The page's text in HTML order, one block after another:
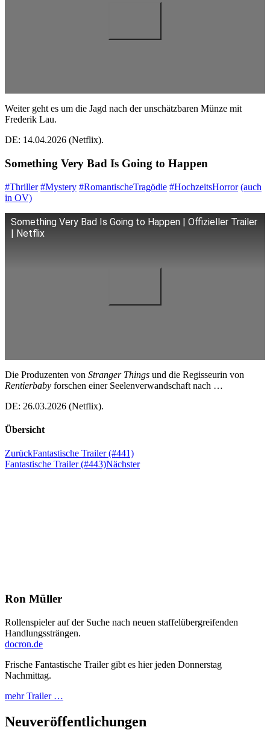
Weiter geht es um die Jagd nach der unschätzbaren Münze mit
Frederik Lau.
DE: 14.04.2026 (Netflix).
Something Very Bad Is Going to Happen
#Thriller #Mystery #RomantischeTragödie #HochzeitsHorror (auch
in OV)
Something Very Bad Is Going to Happen | Offizieller Trailer
| Netflix
Die Produzenten von Stranger Things und die Regisseurin von
Rentierbaby forschen einer Seelenverwandschaft nach …
DE: 26.03.2026 (Netflix).
Übersicht
ZurückFantastische Trailer (#441)
Fantastische Trailer (#443)Nächster
Ron Müller
Rollenspieler auf der Suche nach neuen staffelübergreifenden
Handlungssträngen.
docron.de
Frische Fantastische Trailer gibt es hier jeden Donnerstag
Nachmittag.
mehr Trailer …
Neuveröffentlichungen